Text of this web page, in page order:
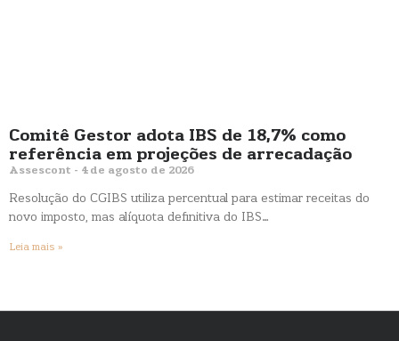
Comitê Gestor adota IBS de 18,7% como
referência em projeções de arrecadação
Assescont 4 de agosto de 2026
Resolução do CGIBS utiliza percentual para estimar receitas do
novo imposto, mas alíquota definitiva do IBS…
Leia mais »